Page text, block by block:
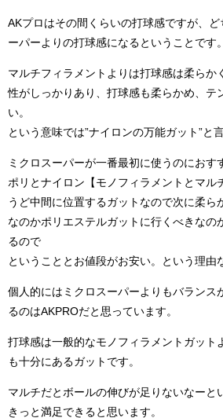
AKプロはその間くらいの打球感ですが、
ーパーよりの打球感になるということです。
マルチフィラメントよりは打球感は柔らか
性がしっかりあり、打球感も柔らかめ、テ
い。
という意味では”ナイロンの万能ガット”と
ミクロスーパーが一番最初に使うのにおす
ポリとナイロン【モノフィラメントとマル
うど中間に位置するガットなので次に柔ら
なのかポリエステルガットに行くべきなの
るので
ということとお値段がお安い。という理由
個人的にはミクロスーパーよりもバランス
るのはAKPROだと思っています。
打球感は一般的なモノフィラメントガット
も十分にあるガットです。
マルチだとボールの伸びが足りないなーと
きっと満足できると思います。